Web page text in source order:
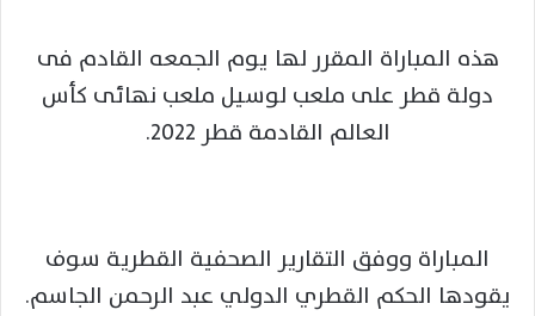
هذه المباراة المقرر لها يوم الجمعه القادم فى
دولة قطر على ملعب لوسيل ملعب نهائى كأس
العالم القادمة قطر 2022.
المباراة ووفق التقارير الصحفية القطرية سوف
يقودها الحكم القطري الدولي عبد الرحمن الجاسم.